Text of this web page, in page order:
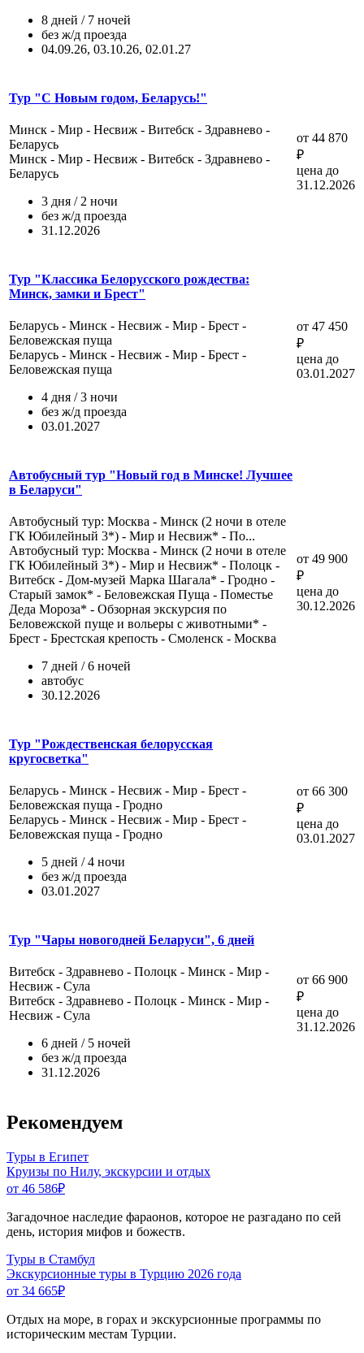
8 дней / 7 ночей
без ж/д проезда
04.09.26, 03.10.26, 02.01.27
Тур "С Новым годом, Беларусь!"
Минск - Мир - Несвиж - Витебск - Здравнево -
Беларусь
Минск - Мир - Несвиж - Витебск - Здравнево -
Беларусь
3 дня / 2 ночи
без ж/д проезда
31.12.2026
от 44 870
₽
цена до
31.12.2026
Тур "Классика Белорусского рождества:
Минск, замки и Брест"
Беларусь - Минск - Несвиж - Мир - Брест -
Беловежская пуща
Беларусь - Минск - Несвиж - Мир - Брест -
Беловежская пуща
4 дня / 3 ночи
без ж/д проезда
03.01.2027
от 47 450
₽
цена до
03.01.2027
Автобусный тур "Новый год в Минске! Лучшее
в Беларуси"
Автобусный тур: Москва - Минск (2 ночи в отеле
ГК Юбилейный 3*) - Мир и Несвиж* - По...
Автобусный тур: Москва - Минск (2 ночи в отеле
ГК Юбилейный 3*) - Мир и Несвиж* - Полоцк -
Витебск - Дом-музей Марка Шагала* - Гродно -
Старый замок* - Беловежская Пуща - Поместье
Деда Мороза* - Обзорная экскурсия по
Беловежской пуще и вольеры с животными* -
Брест - Брестская крепость - Смоленск - Москва
7 дней / 6 ночей
автобус
30.12.2026
от 49 900
₽
цена до
30.12.2026
Тур "Рождественская белорусская
кругосветка"
Беларусь - Минск - Несвиж - Мир - Брест -
Беловежская пуща - Гродно
Беларусь - Минск - Несвиж - Мир - Брест -
Беловежская пуща - Гродно
5 дней / 4 ночи
без ж/д проезда
03.01.2027
от 66 300
₽
цена до
03.01.2027
Тур "Чары новогодней Беларуси", 6 дней
Витебск - Здравнево - Полоцк - Минск - Мир -
Несвиж - Сула
Витебск - Здравнево - Полоцк - Минск - Мир -
Несвиж - Сула
6 дней / 5 ночей
без ж/д проезда
31.12.2026
от 66 900
₽
цена до
31.12.2026
Рекомендуем
Туры в Египет
Круизы по Нилу, экскурсии и отдых
от 46 586₽
Загадочное наследие фараонов, которое не разгадано по сей
день, история мифов и божеств.
Туры в Стамбул
Экскурсионные туры в Турцию 2026 года
от 34 665₽
Отдых на море, в горах и экскурсионные программы по
историческим местам Турции.